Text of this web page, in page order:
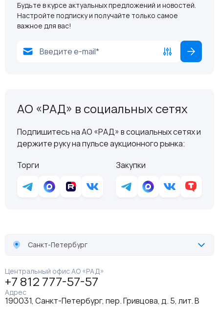
Будьте в курсе актуальных предложений и новостей.
Настройте подписку и получайте только самое
важное для вас!
АО «РАД» в социальных сетях
Подпишитесь на АО «РАД» в социальных сетях и
держите руку на пульсе аукционного рынка:
Торги
Закупки
Санкт-Петербург
Центральный офис АО «РАД»
+7 812 777-57-57
Адрес
190031, Санкт-Петербург, пер. Гривцова, д. 5, лит. В